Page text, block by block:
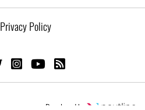
Privacy Policy
Developed by